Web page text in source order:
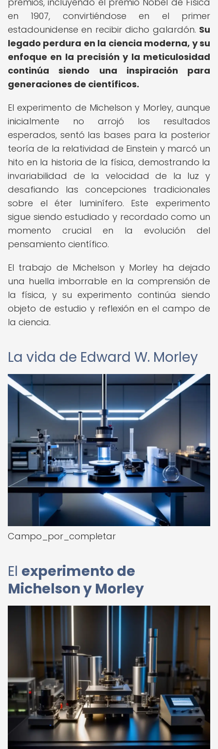
en 1907, convirtiéndose en el primer
estadounidense en recibir dicho galardón. Su
legado perdura en la ciencia moderna, y su
enfoque en la precisión y la meticulosidad
continúa siendo una inspiración para
generaciones de científicos.
El experimento de Michelson y Morley, aunque
inicialmente no arrojó los resultados
esperados, sentó las bases para la posterior
teoría de la relatividad de Einstein y marcó un
hito en la historia de la física, demostrando la
invariabilidad de la velocidad de la luz y
desafiando las concepciones tradicionales
sobre el éter luminífero. Este experimento
sigue siendo estudiado y recordado como un
momento crucial en la evolución del
pensamiento científico.
El trabajo de Michelson y Morley ha dejado
una huella imborrable en la comprensión de
la física, y su experimento continúa siendo
objeto de estudio y reflexión en el campo de
la ciencia.
La vida de Edward W. Morley
Campo_por_completar
El experimento de
Michelson y Morley